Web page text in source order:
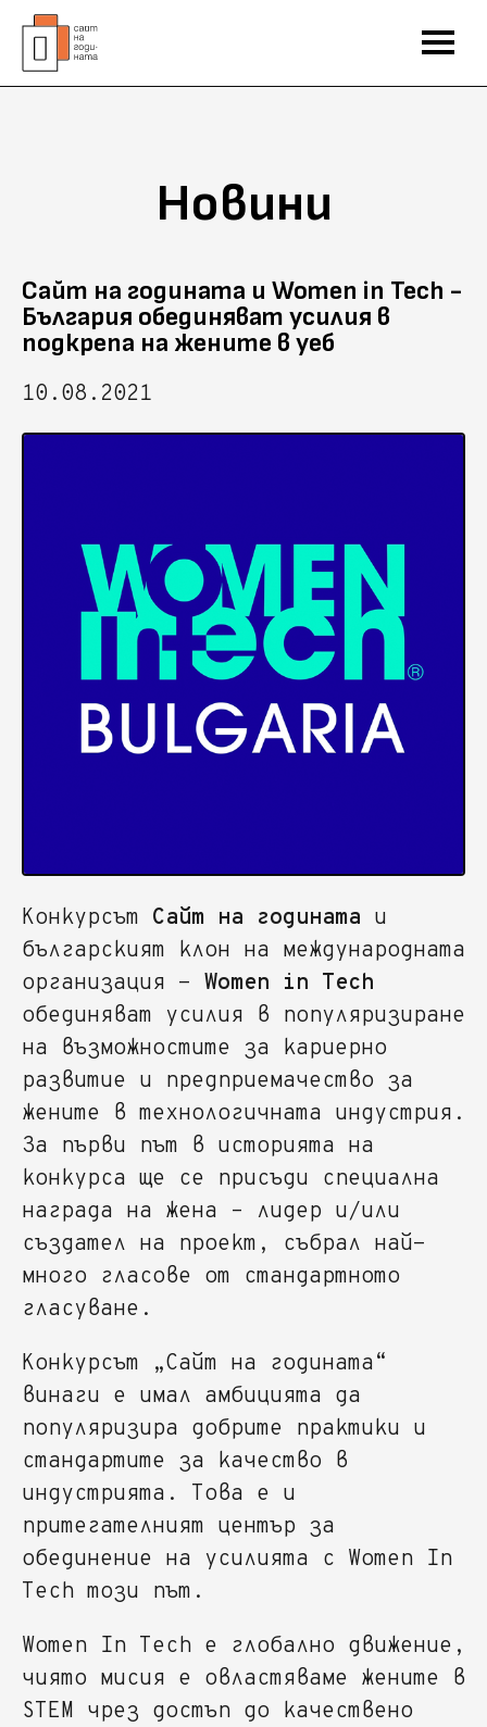
Новини
Сайт на годината и Women in Tech -
България обединяват усилия в
подкрепа на жените в уеб
10.08.2021
Конкурсът Сайт на годината и
българският клон на международната
организация - Women in Tech
обединяват усилия в популяризиране
на възможностите за кариерно
развитие и предприемачество за
жените в технологичната индустрия.
За първи път в историята на
конкурса ще се присъди специална
награда на жена – лидер и/или
създател на проект, събрал най-
много гласове от стандартното
гласуване.
Конкурсът „Сайт на годината“
винаги е имал амбицията да
популяризира добрите практики и
стандартите за качество в
индустрията. Това е и
притегателният център за
обединение на усилията с Women In
Tech този път.
Women In Tech е глобално движение,
чиято мисия е овластяваме жените в
STEM чрез достъп до качествено